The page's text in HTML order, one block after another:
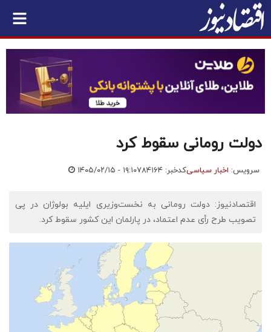
دولت رومانی سقوط کرد
سرویس: اخبار سیاسیکدخبر: ۷۸۴۱۶۴ ۱۴۰۵/۰۲/۱۵ - ۱۹:۱۰
اقتصادنیوز: دولت رومانی به نخست‌وزیری ایلیه بولوژان در پی
تصویب طرح رأی عدم اعتماد، در پارلمان این کشور سقوط کرد.